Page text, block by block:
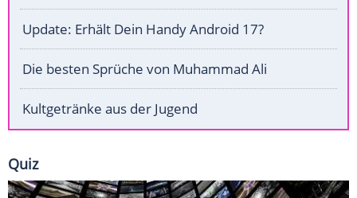
Update: Erhält Dein Handy Android 17?
Die besten Sprüche von Muhammad Ali
Kultgetränke aus der Jugend
Quiz